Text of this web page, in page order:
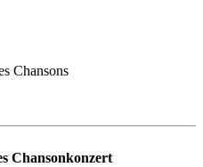
Chansons
Chansonkonzert